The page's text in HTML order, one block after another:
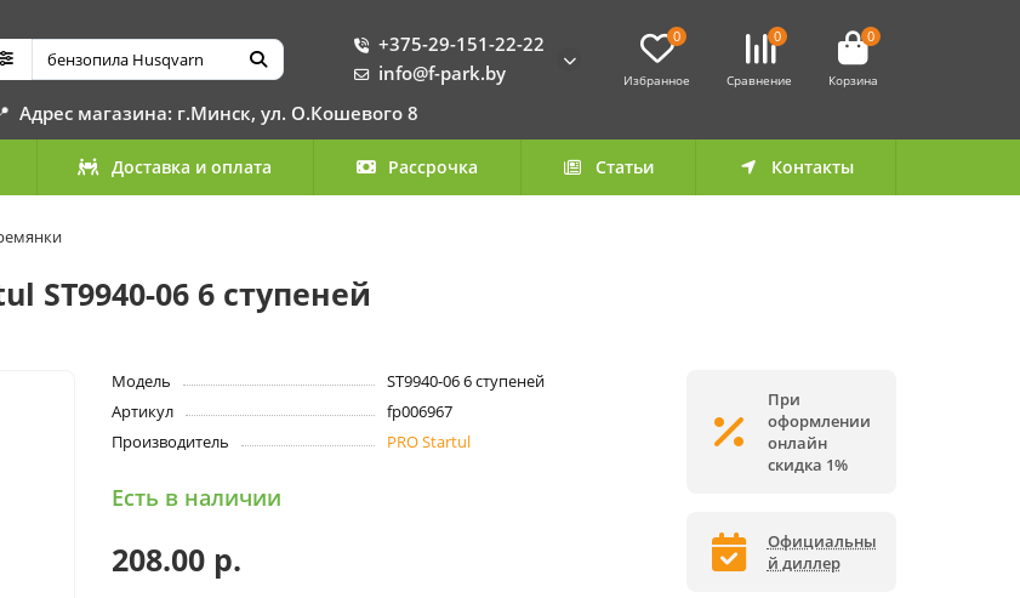
+375-29-151-22-22
info@f-park.by
0
Избранное
0
Сравнение
0
Корзина
Адрес магазина: г.Минск, ул. О.Кошевого 8
Доставка и оплата Рассрочка Статьи Контакты
ST9940-06 6 ступеней
Модель
ST9940-06 6 ступеней
Артикул
fp006967
Производитель
PRO Startul
Есть в наличии
208.00 р.
При
оформлении
онлайн
скидка 1%
Официальны
й диллер